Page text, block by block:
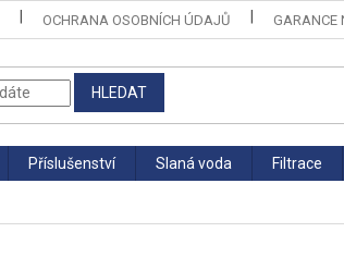
OCHRANA OSOBNÍCH ÚDAJŮ GARANCE
HLEDAT
Příslušenství Slaná voda Filtrace